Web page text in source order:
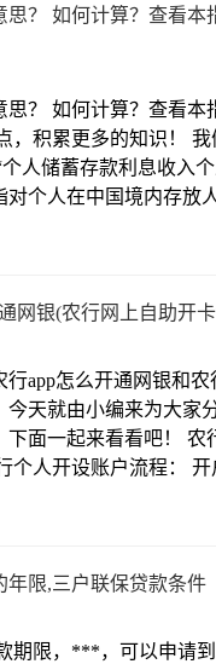
思？ 如何计算？查看本
思？ 如何计算？查看本
，积累更多的知识！
人储蓄存款利息收入
对个人在中国境内存放
网银(农行网上自助开
行app怎么开通网银和
今天就由小编来为大家
下面一起来看看吧！ 农
个人开设账户流程：
年限,三户联保贷款条件
期限，***，可以申请到